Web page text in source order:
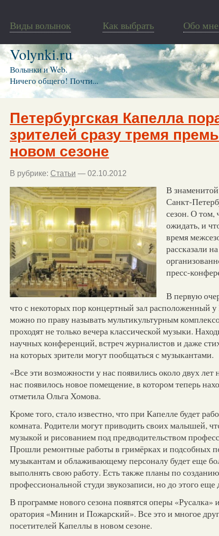
Виды волынок Как выбрать Обо мне
Volynki.ru
Волынки и Web.
Ничего общего! Почти...
Петербургская Капелла
зрителей сразу тремя
новом сезоне
В рубрике: Статьи — 02.10.2012
В
Санкт-
сезон. О том,
ожидать, и
время
рассказали
пресс-
В первую
что с некоторых пор концертный зал расположенный у
можно по праву называть мультикультурным
проходят не только вечера классической музыки.
научных конференций, встреч журналистов и даже
на которых зрители могут пообщаться с музыкантами.
«Все эти возможности у нас появились около двух лет
нас появилось новое помещение, в котором теперь
отметила Ольга Хомова.
Кроме того, стало известно, что при Капелле будет
комната. Родители могут приводить своих малышей,
музыкой и рисованием под предводительством
Прошли ремонтные работы в гримёрках и подсобных
музыкантам и облаживающему персоналу будет еще
выполнять свою работу. Есть также планы по
профессиональной студи звукозаписи, но до этого еще
В программе нового сезона появятся оперы «Русалка»
оратория «Минин и Пожарский». Все это и многое
посетителей Капеллы в новом сезоне.